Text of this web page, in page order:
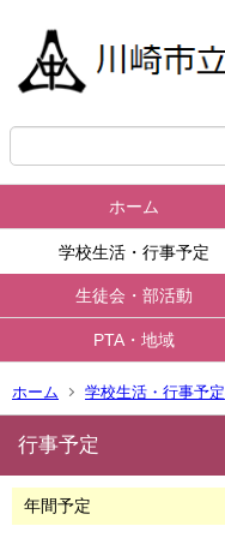
ホーム
学校生活・行事予定
生徒会・部活動
PTA・地域
ホーム 学校生活・行事予定
行事予定
年間予定